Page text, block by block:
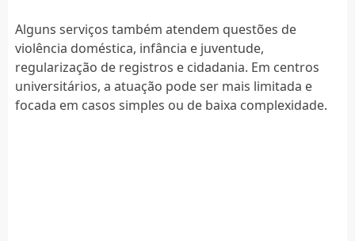
Alguns serviços também atendem questões de
violência doméstica, infância e juventude,
regularização de registros e cidadania. Em centros
universitários, a atuação pode ser mais limitada e
focada em casos simples ou de baixa complexidade.